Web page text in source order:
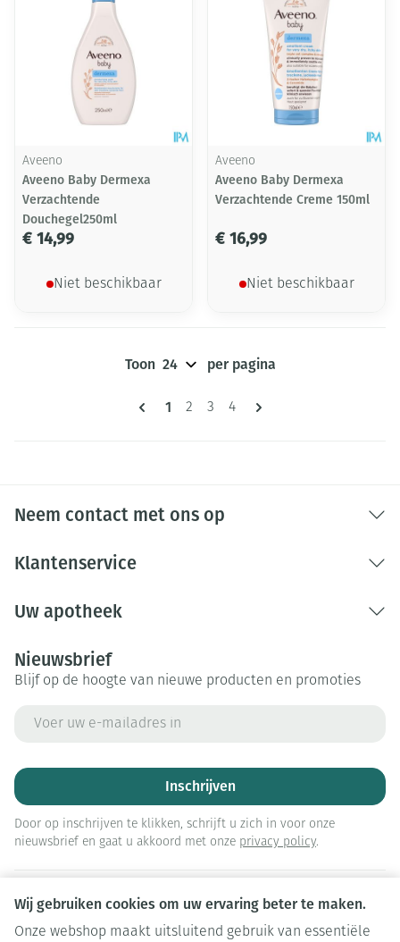
Wij gebruiken cookies om uw ervaring beter te maken.
Onze webshop maakt uitsluitend gebruik van essentiële
Aveeno
Aveeno Baby Dermexa
Verzachtende
Douchegel250ml
€ 14,99
Niet beschikbaar
Aveeno
Aveeno Baby Dermexa
Verzachtende Creme 150ml
€ 16,99
Niet beschikbaar
Pagina's
U lees momenteel pagina
1 Pagina
2 Pagina
3 Pagina
4
Toon per pagina
Neem contact met ons op
Klantenservice
Uw apotheek
Nieuwsbrief
Blijf op de hoogte van nieuwe producten en promoties
Inschrijven
Door op inschrijven te klikken, schrijft u zich in voor onze
nieuwsbrief en gaat u akkoord met onze privacy policy.